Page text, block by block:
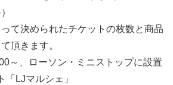
って決められたチケットの枚数と商品
頂きます。
～、ローソン・ミニストップに設置
LJマルシェ」